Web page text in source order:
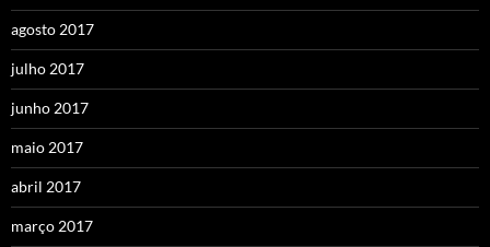
agosto 2017
julho 2017
junho 2017
maio 2017
abril 2017
março 2017